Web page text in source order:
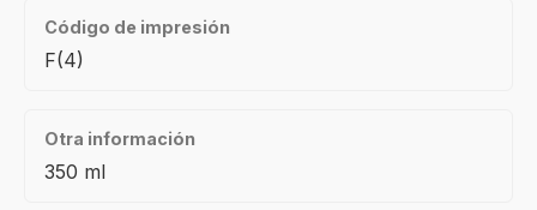
Código de impresión
F(4)
Otra información
350 ml